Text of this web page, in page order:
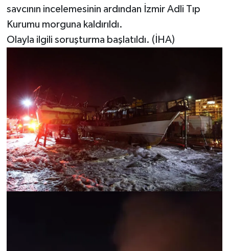
savcının incelemesinin ardından İzmir Adli Tıp
Kurumu morguna kaldırıldı.
Olayla ilgili soruşturma başlatıldı. (İHA)